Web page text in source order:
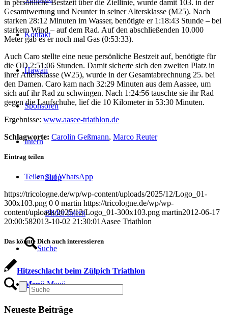
Kontakt
Hawaii
Sponsoren
Intern
Shop
Bilder Intern
Suche
Menü Menü
in persönliche Bestzeit über die Ziellinie, wurde damit 103. in der
Gesamtwertung und Neunter in seiner Altersklasse (M25). Nach
starken 28:12 Minuten im Wasser, benötigte er 1:18:43 Stunde – bei
starkem Wind – auf dem Rad. Auf den abschließenden 10.000
Meter gab es er noch mal Gas (0:53:33).
Auch Caro stellte eine neue persönliche Bestzeit auf, benötigte für
die OD 2:51:06 Stunden. Damit sicherte sich den zweiten Platz in
ihrer Altersklasse (W25), wurde in der Gesamtabrechnung 25. bei
den Damen. Caro kam nach 32:29 Minuten aus dem Aassee, um
sich auf ihr Rad zu schwingen. Nach 1:24:56 tauschte sie ihr Rad
gegen die Laufschuhe, lief die 10 Kilometer in 53:30 Minuten.
Ergebnisse: www.aasee-triathlon.de
Schlagworte: Carolin Geßmann, Marco Reuter
Eintrag teilen
Teilen auf WhatsApp
https://tricologne.de/wp/wp-content/uploads/2025/12/Logo_01-
300x103.png 0 0 martin https://tricologne.de/wp/wp-
content/uploads/2025/12/Logo_01-300x103.png martin2012-06-17
20:00:582013-10-02 21:30:01 Aasee Triathlon
Das könnte Dich auch interessieren
Hitzeschlacht beim Zülpich Triathlon
Neueste Beiträge